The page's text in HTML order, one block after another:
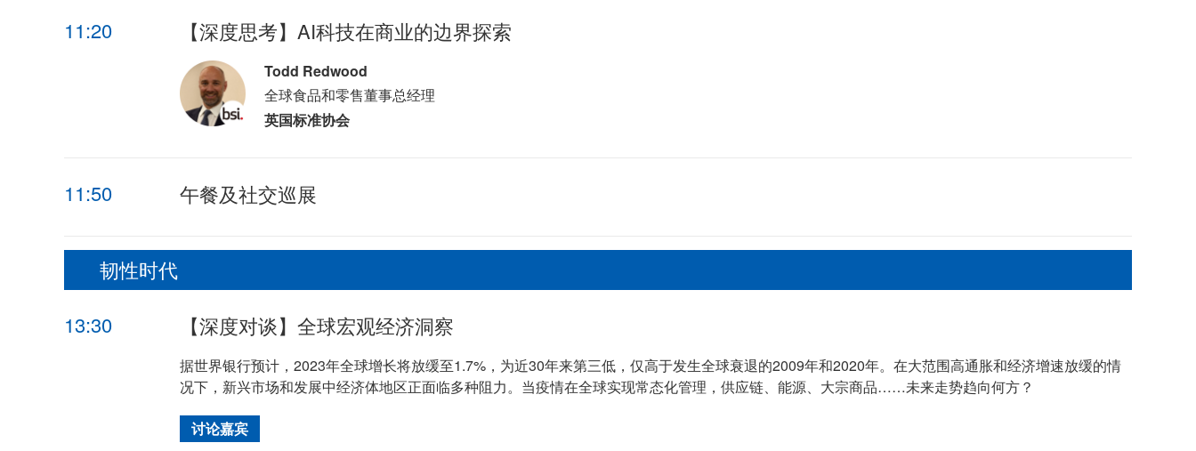
11:20
【深度思考】AI科技在商业的边界探索
Todd Redwood
全球食品和零售董事总经理
英国标准协会
11:50 午餐及社交巡展
韧性时代
13:30
【深度对谈】全球宏观经济洞察
据世界银行预计，2023年全球增长将放缓至1.7%，为近30年来第三低，仅高于发生全球衰退的2009年和2020年。在大范围高通胀和经济增速放缓的情
况下，新兴市场和发展中经济体地区正面临多种阻力。当疫情在全球实现常态化管理，供应链、能源、大宗商品……未来走势趋向何方？
讨论嘉宾